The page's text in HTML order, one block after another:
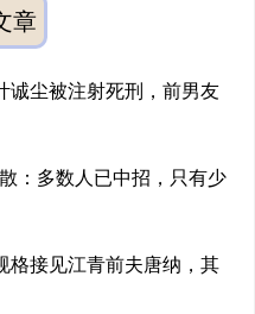
章
诚尘被注射死刑，前男友
：多数人已中招，只有少
格接见江青前夫唐纳，其